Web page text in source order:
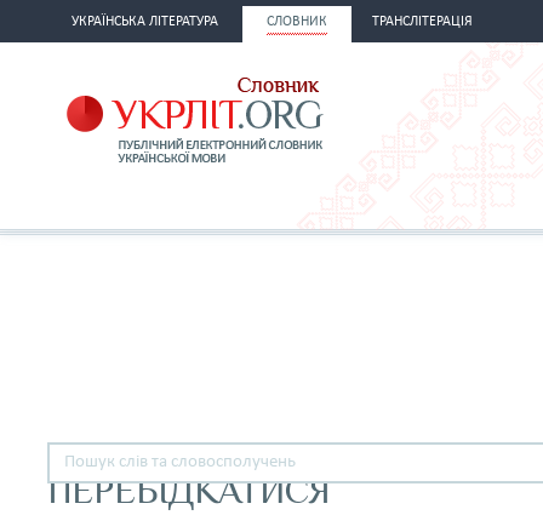
УКРАЇНСЬКА ЛІТЕРАТУРА СЛОВНИК ТРАНСЛІТЕРАЦІЯ
ПЕРЕБІДКАТИСЯ